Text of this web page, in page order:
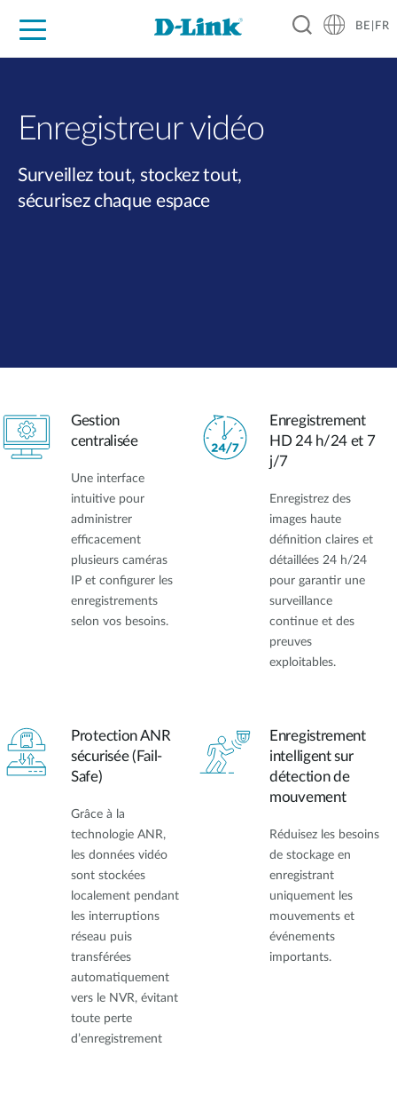
BE|FR
Enregistreur vidéo
Surveillez tout, stockez tout,
sécurisez chaque espace
Gestion
centralisée
Une interface
intuitive pour
administrer
efficacement
plusieurs caméras
IP et configurer les
enregistrements
selon vos besoins.
Enregistrement
HD 24 h/24 et 7
j/7
Enregistrez des
images haute
définition claires et
détaillées 24 h/24
pour garantir une
surveillance
continue et des
preuves
exploitables.
Protection ANR
sécurisée (Fail-
Safe)
Grâce à la
technologie ANR,
les données vidéo
sont stockées
localement pendant
les interruptions
réseau puis
transférées
automatiquement
vers le NVR, évitant
toute perte
d’enregistrement
Enregistrement
intelligent sur
détection de
mouvement
Réduisez les besoins
de stockage en
enregistrant
uniquement les
mouvements et
événements
importants.